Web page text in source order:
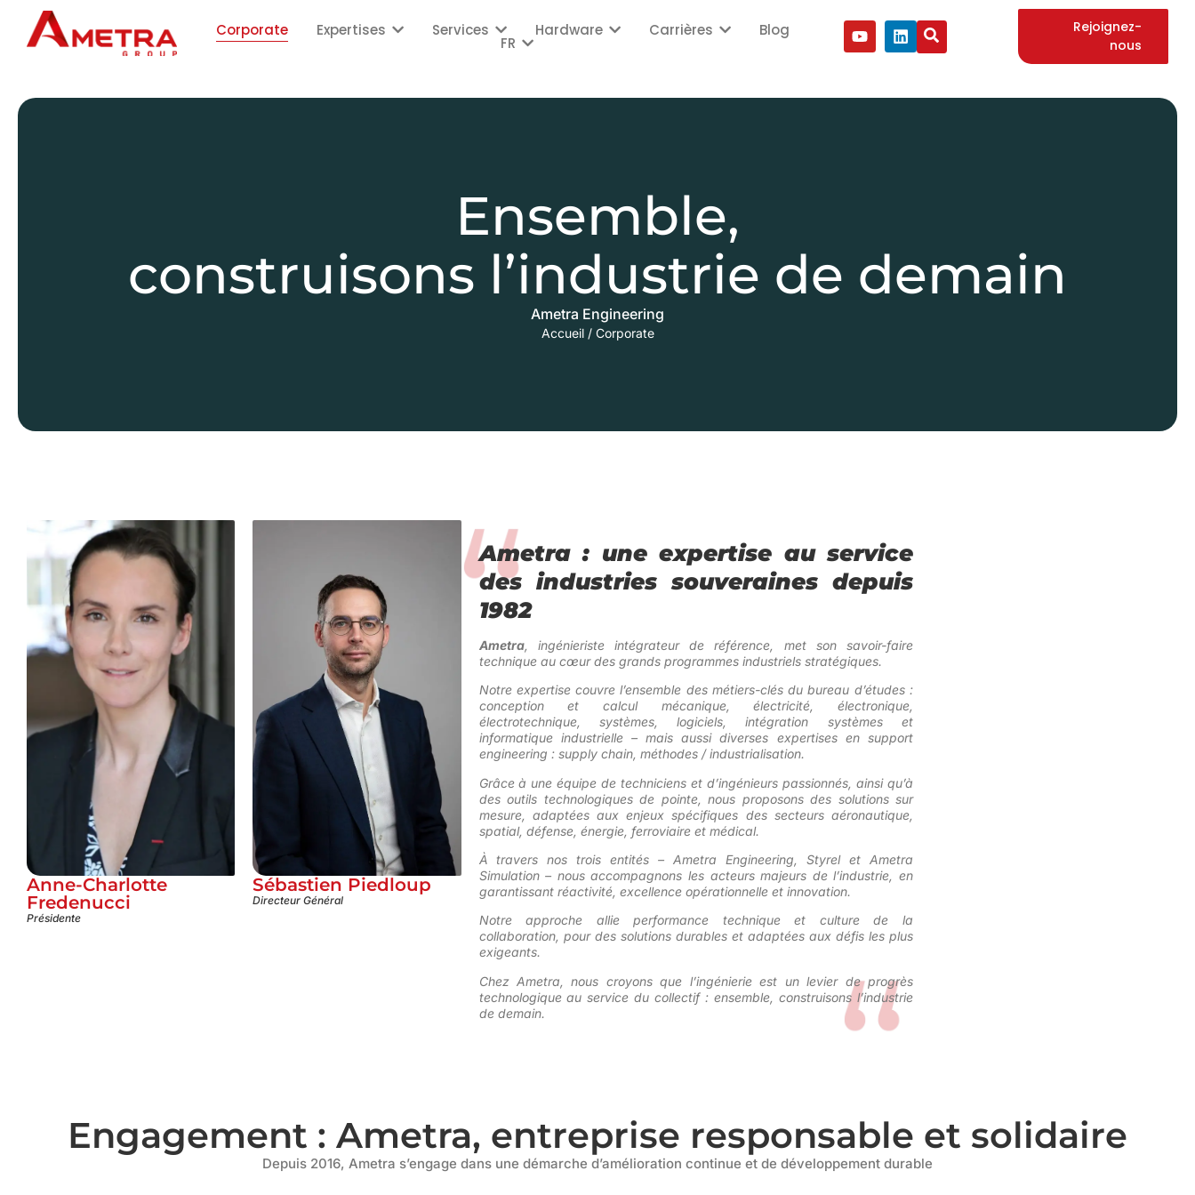
Corporate Expertises Services Hardware Carrières Blog
FR
Rejoignez-
nous
Ensemble,
construisons l’industrie de demain
Ametra Engineering
Accueil / Corporate
Anne-Charlotte
Fredenucci
Présidente
Sébastien Piedloup
Directeur Général
Ametra : une expertise au service
des industries souveraines depuis
1982
Ametra, ingénieriste intégrateur de référence, met son savoir-faire
technique au cœur des grands programmes industriels stratégiques.
Notre expertise couvre l’ensemble des métiers-clés du bureau d’études :
conception et calcul mécanique, électricité, électronique,
électrotechnique, systèmes, logiciels, intégration systèmes et
informatique industrielle –mais aussi diverses expertises en support
engineering : supply chain, méthodes / industrialisation.
Grâce à une équipe de techniciens et d’ingénieurs passionnés, ainsi qu’à
des outils technologiques de pointe, nous proposons des solutions sur
mesure, adaptées aux enjeux spécifiques des secteurs aéronautique,
spatial, défense, énergie, ferroviaire et médical.
À travers nos trois entités – Ametra Engineering, Styrel et Ametra
Simulation – nous accompagnons les acteurs majeurs de l’industrie, en
garantissant réactivité, excellence opérationnelle et innovation.
Notre approche allie performance technique et culture de la
collaboration, pour des solutions durables et adaptées aux défis les plus
exigeants.
Chez Ametra, nous croyons que l’ingénierie est un levier de progrès
technologique au service du collectif: ensemble, construisons l’industrie
de demain.
Engagement : Ametra, entreprise responsable et solidaire
Depuis 2016, Ametra s’engage dans une démarche d’amélioration continue et de développement durable